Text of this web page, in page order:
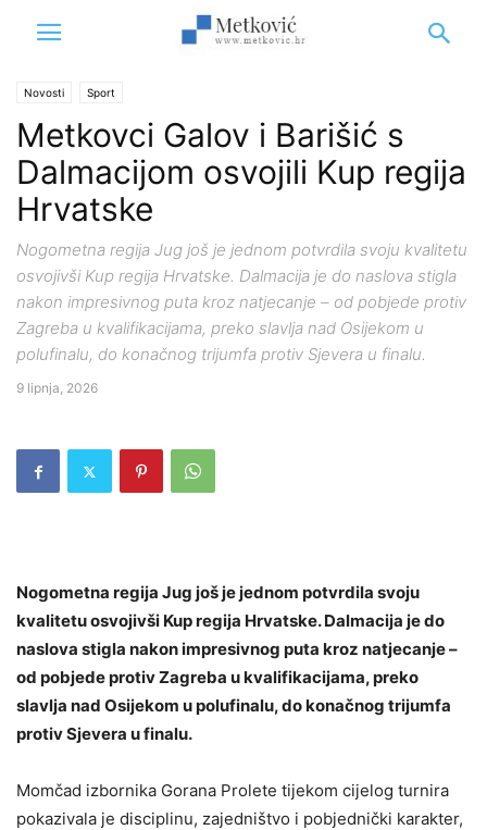
Novosti Sport
Metkovci Galov i Barišić s
Dalmacijom osvojili Kup regija
Hrvatske
Nogometna regija Jug još je jednom potvrdila svoju kvalitetu
osvojivši Kup regija Hrvatske. Dalmacija je do naslova stigla
nakon impresivnog puta kroz natjecanje – od pobjede protiv
Zagreba u kvalifikacijama, preko slavlja nad Osijekom u
polufinalu, do konačnog trijumfa protiv Sjevera u finalu.
9 lipnja, 2026
Nogometna regija Jug još je jednom potvrdila svoju
kvalitetu osvojivši Kup regija Hrvatske. Dalmacija je do
naslova stigla nakon impresivnog puta kroz natjecanje –
od pobjede protiv Zagreba u kvalifikacijama, preko
slavlja nad Osijekom u polufinalu, do konačnog trijumfa
protiv Sjevera u finalu.
Momčad izbornika Gorana Prolete tijekom cijelog turnira
pokazivala je disciplinu, zajedništvo i pobjednički karakter,